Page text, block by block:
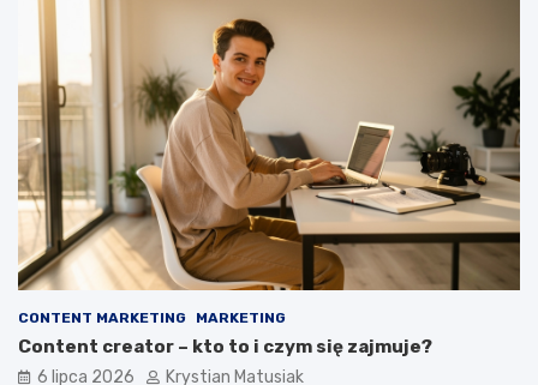
CONTENT MARKETING MARKETING
Content creator – kto to i czym się zajmuje?
6 lipca 2026 Krystian Matusiak